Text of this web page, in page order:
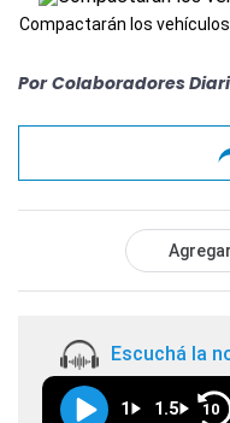
Compactarán los
Por Colaboradores
Escuchá la
1 1.5 10